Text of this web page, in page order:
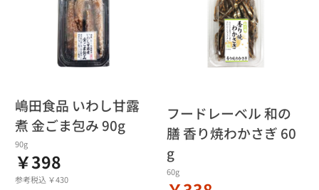
嶋田食品 いわし甘露
煮 金ごま包み 90g
90g
￥398
参考税込 ￥430
フードレーベル 和の
膳 香り焼わかさぎ 60
g
60g